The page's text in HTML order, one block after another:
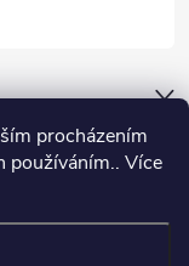
procházením
používáním.. Více